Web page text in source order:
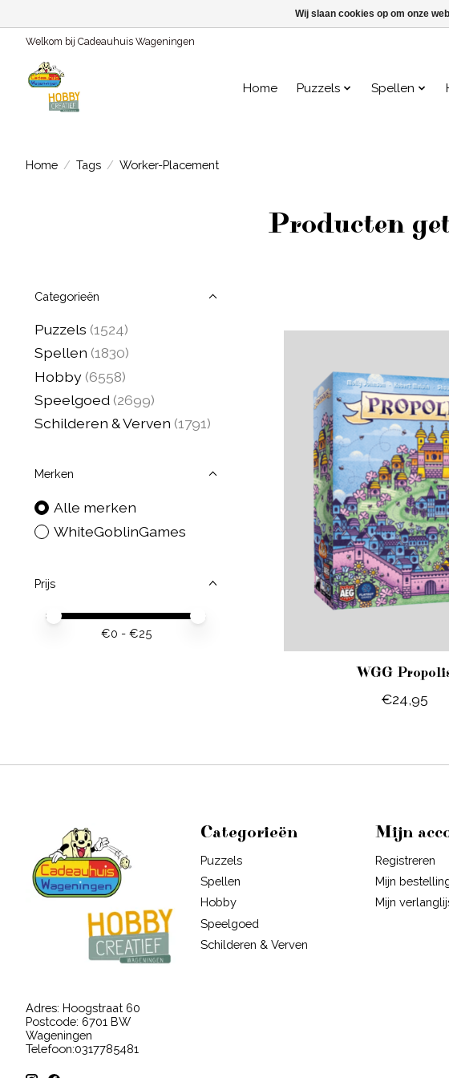
Welkom bij Cadeauhuis Wageningen
Home Puzzels Spellen
Home / Tags / Worker-Placement
Producten
Categorieën
Puzzels (1524)
Spellen (1830)
Hobby (6558)
Speelgoed (2699)
Schilderen & Verven (1791)
Merken
Alle merken
WhiteGoblinGames
Prijs
Minimale prijswaarde
Price maximum value
€0 - €25
WGG
€24,95
Adres: Hoogstraat 60
Postcode: 6701 BW
Wageningen
Telefoon:0317785481
Categorieën
Puzzels
Spellen
Hobby
Speelgoed
Schilderen & Verven
Mijn
Registreren
Mijn
Mijn
Wij slaan cookies op om onze